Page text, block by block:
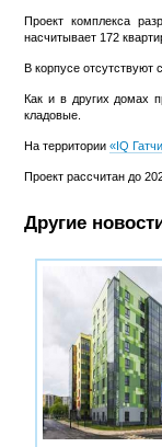
Проект комплекса
насчитывает 172
В корпусе
Как и в других домах
кладовые.
На территории«IQ
Проект рассчитан до
Другие